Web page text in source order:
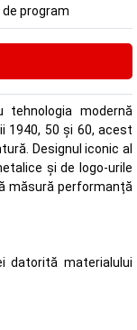
program
modernă
1940, 50 și 60, acest
Designul iconic al
și de logo-urile
măsură performanță
datorită materialului